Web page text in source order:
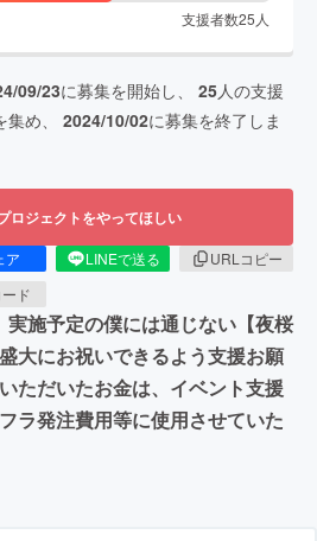
支援者数25 人
09/23に募集を開始し、 25人の支援
め、 2024/10/02に募集を終了しま
ロジェクトをやってほしい
ア LINEで送る
URLコピー
ド
施予定の僕には通じない【夜桜
大にお祝いできるよう支援お願
ただいたお金は、イベント支援
ラ発注費用等に使用させていた